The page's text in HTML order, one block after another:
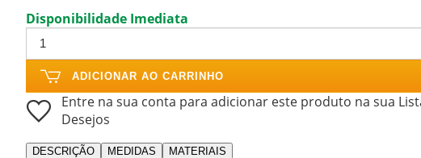
Disponibilidade Imediata
ADICIONAR AO CARRINHO
Entre na sua conta para adicionar este produto na sua
Desejos
DESCRIÇÃO MEDIDAS MATERIAIS